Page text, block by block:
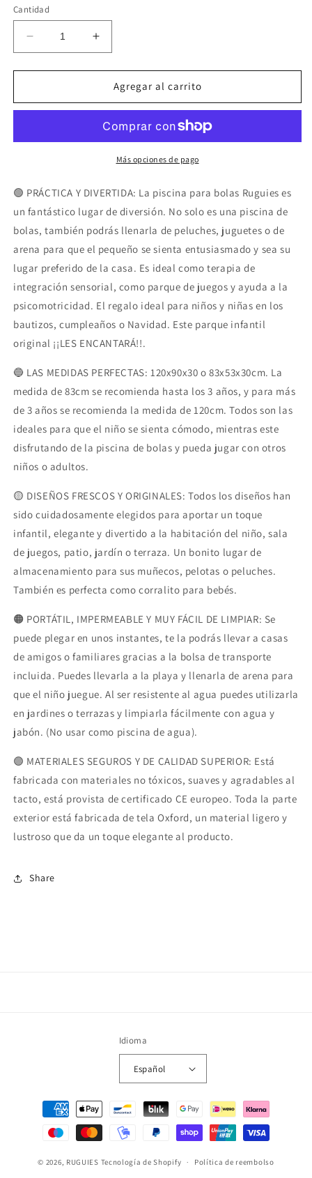
Cantidad
Reducir
cantidad
para
de
niños-
Piscina
Pelotas
para
Bebés-
Plegable
y
Portátil-
Cubo
Juguetes-
(Bolas
no
Aumentar
cantidad
para
Piscina
de
para
niños-
Parque
Piscina
Pelotas
para
Bebés-
Plegable
y
Portátil-
Cubo
Juguetes-
no
Agregar al carrito
Más opciones de pago
🟢 PRÁCTICA Y DIVERTIDA: La piscina para bolas Ruguies es
un fantástico lugar de diversión. No solo es una piscina de
bolas, también podrás llenarla de peluches, juguetes o de
arena para que el pequeño se sienta entusiasmado y sea su
lugar preferido de la casa. Es ideal como terapia de
integración sensorial, como parque de juegos y ayuda a la
psicomotricidad. El regalo ideal para niños y niñas en los
bautizos, cumpleaños o Navidad. Este parque infantil
original ¡¡LES ENCANTARÁ!!.
🔵 LAS MEDIDAS PERFECTAS: 120x90x30 o 83x53x30cm. La
medida de 83cm se recomienda hasta los 3 años, y para más
de 3 años se recomienda la medida de 120cm. Todos son las
ideales para que el niño se sienta cómodo, mientras este
disfrutando de la piscina de bolas y pueda jugar con otros
niños o adultos.
🟡 DISEÑOS FRESCOS Y ORIGINALES: Todos los diseños han
sido cuidadosamente elegidos para aportar un toque
infantil, elegante y divertido a la habitación del niño, sala
de juegos, patio, jardín o terraza. Un bonito lugar de
almacenamiento para sus muñecos, pelotas o peluches.
También es perfecta como corralito para bebés.
🟠 PORTÁTIL, IMPERMEABLE Y MUY FÁCIL DE LIMPIAR: Se
puede plegar en unos instantes, te la podrás llevar a casas
de amigos o familiares gracias a la bolsa de transporte
incluida. Puedes llevarla a la playa y llenarla de arena para
que el niño juegue. Al ser resistente al agua puedes utilizarla
en jardines o terrazas y limpiarla fácilmente con agua y
jabón. (No usar como piscina de agua).
🟣 MATERIALES SEGUROS Y DE CALIDAD SUPERIOR: Está
fabricada con materiales no tóxicos, suaves y agradables al
tacto, está provista de certificado CE europeo. Toda la parte
exterior está fabricada de tela Oxford, un material ligero y
lustroso que da un toque elegante al producto.
Share
Idioma
Español
Formas
© 2026, RUGUIES Tecnología de Shopify Política de reembolso